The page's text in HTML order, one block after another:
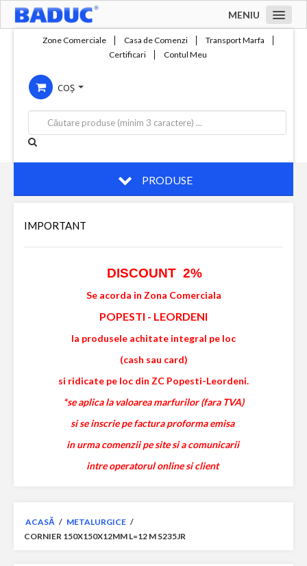
MENIU
Compania
Servicii
Productie
Contact
Zone Comerciale Casa de Comenzi
Transport Marfa
Certificari
Contul Meu
COȘ
PRODUSE
IMPORTANT
DISCOUNT 2%
Se acorda in Zona Comerciala
POPESTI - LEORDENI
la produsele achitate integral pe loc
(cash sau card)
si ridicate pe loc din ZC Popesti-Leordeni.
*se aplica la valoarea marfurilor (fara TVA)
si se inscrie pe factura proforma emisa
in urma comenzii pe site si a comunicarii
intre operatorul online si client
ACASĂ / METALURGICE /
CORNIER 150X150X12MM L=12 M S235JR